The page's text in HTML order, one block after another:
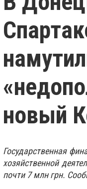
новый
Государственная
хозяйственной
почти 7 млн грн.